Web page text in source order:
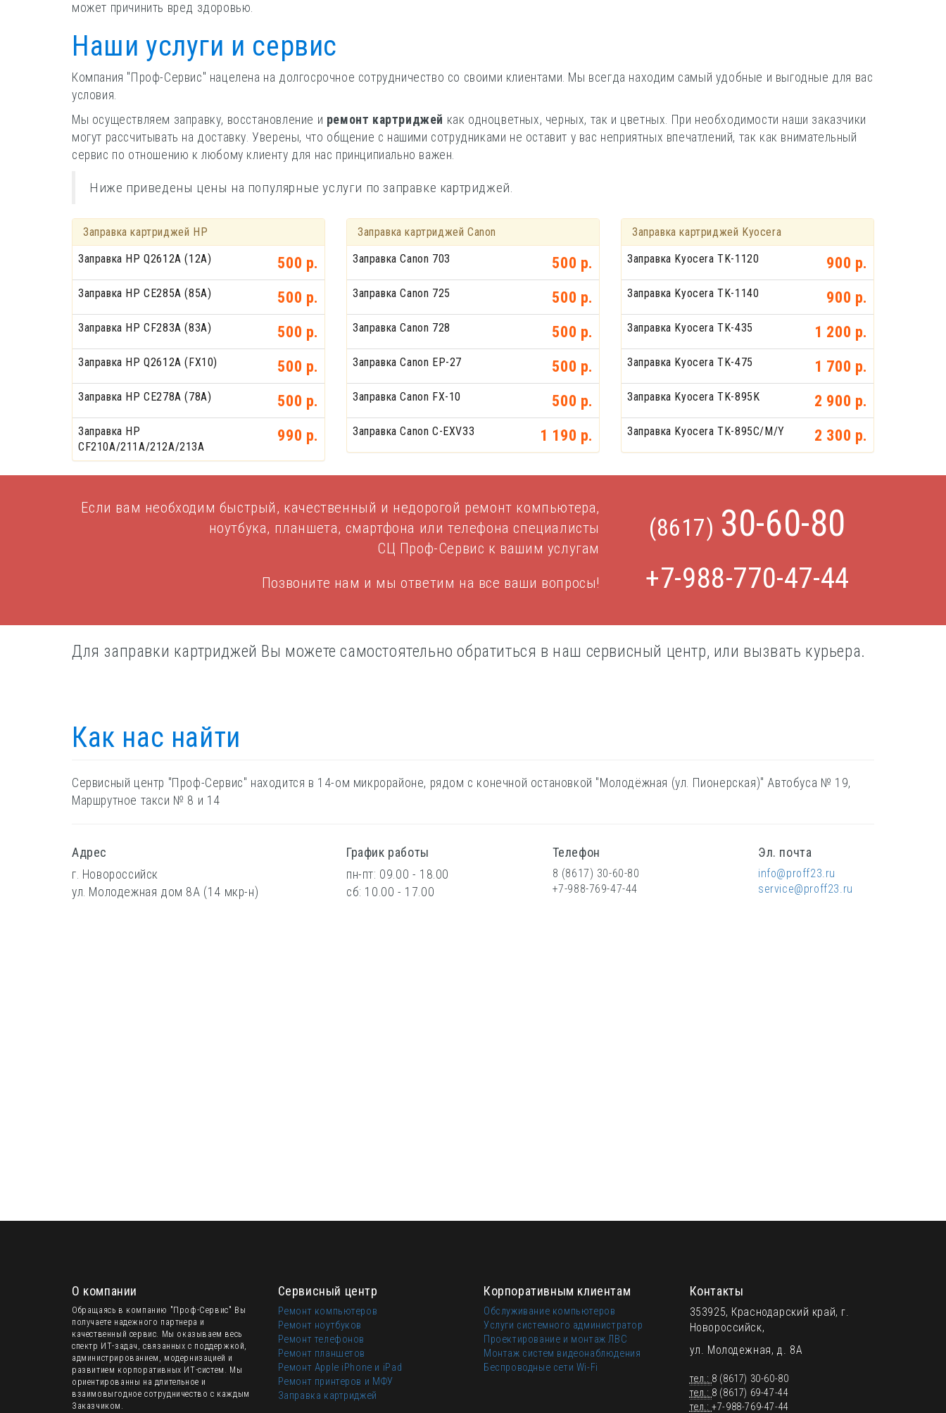
может причинить вред здоровью.
Наши услуги и сервис
Компания "Проф-Сервис" нацелена на долгосрочное сотрудничество со своими клиентами. Мы всегда находим самый удобные и выгодные для вас
условия.
Мы осуществляем заправку, восстановление и ремонт картриджей как одноцветных, черных, так и цветных. При необходимости наши заказчики
могут рассчитывать на доставку. Уверены, что общение с нашими сотрудниками не оставит у вас неприятных впечатлений, так как внимательный
сервис по отношению к любому клиенту для нас принципиально важен.
Ниже приведены цены на популярные услуги по заправке картриджей.
Заправка картриджей HP
Заправка HP Q2612A (12A)
500 р.
Заправка HP CE285A (85A) 500 р.
Заправка HP CF283A (83A) 500 р.
Заправка HP Q2612A (FX10) 500 р.
Заправка HP CE278A (78A) 500 р.
Заправка HP
CF210A/211A/212A/213A
990 р.
Заправка картриджей Canon
Заправка Canon 703
500 р.
Заправка Canon 725 500 р.
Заправка Canon 728 500 р.
Заправка Canon EP-27 500 р.
Заправка Canon FX-10 500 р.
Заправка Canon C-EXV33 1 190 р.
Заправка картриджей Kyocera
Заправка Kyocera TK-1120
900 р.
Заправка Kyocera TK-1140 900 р.
Заправка Kyocera TK-435 1 200 р.
Заправка Kyocera TK-475 1 700 р.
Заправка Kyocera TK-895K 2 900 р.
Заправка Kyocera TK-895C/M/Y 2 300 р.
Если вам необходим быстрый, качественный и недорогой ремонт компьютера,
ноутбука, планшета, смартфона или телефона специалисты
СЦ Проф-Сервис к вашим услугам
Позвоните нам и мы ответим на все ваши вопросы!
(8617) 30-60-80
+7-988-770-47-44
Для заправки картриджей Вы можете самостоятельно обратиться в наш сервисный центр, или вызвать курьера.
Как нас найти
Сервисный центр "Проф-Сервис" находится в 14-ом микрорайоне, рядом с конечной остановкой "Молодёжная (ул. Пионерская)" Автобуса № 19,
Маршрутное такси № 8 и 14
Адрес
г. Новороссийск
ул. Молодежная дом 8А (14 мкр-н)
График работы
пн-пт: 09.00 - 18.00
сб: 10.00 - 17.00
Телефон
8 (8617) 30-60-80
+7-988-769-47-44
Эл. почта
info@proff23.ru
service@proff23.ru
О компании
Обращаясь в компанию "Проф-Сервис" Вы
получаете надежного партнера и
качественный сервис. Мы оказываем весь
спектр ИТ-задач, связанных с поддержкой,
администрированием, модернизацией и
развитием корпоративных ИТ-систем. Мы
ориентированны на длительное и
взаимовыгодное сотрудничество с каждым
Заказчиком.
Сервисный центр
Ремонт компьютеров
Ремонт ноутбуков
Ремонт телефонов
Ремонт планшетов
Ремонт Apple iPhone и iPad
Ремонт принтеров и МФУ
Заправка картриджей
Корпоративным клиентам
Обслуживание компьютеров
Услуги системного администратор
Проектирование и монтаж ЛВС
Монтаж систем видеонаблюдения
Беспроводные сети Wi-Fi
Контакты
353925, Краснодарский край, г.
Новороссийск,
ул. Молодежная, д. 8А
тел.: 8 (8617) 30-60-80
тел.: 8 (8617) 69-47-44
тел.:+7-988-769-47-44